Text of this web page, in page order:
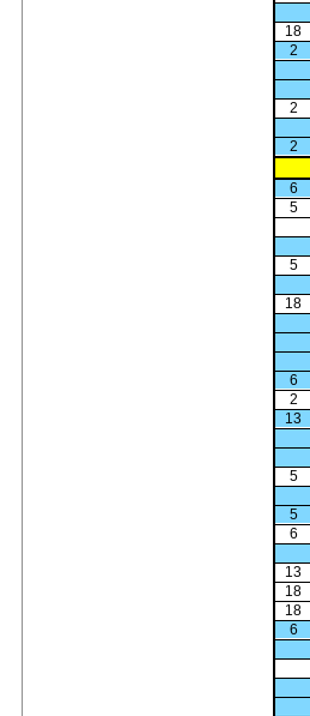
18
2
2
2
6
5
5
18
6
2
13
5
5
6
13
18
18
6